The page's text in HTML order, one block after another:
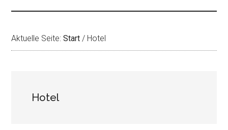
Aktuelle Seite:Start / Hotel
Hotel